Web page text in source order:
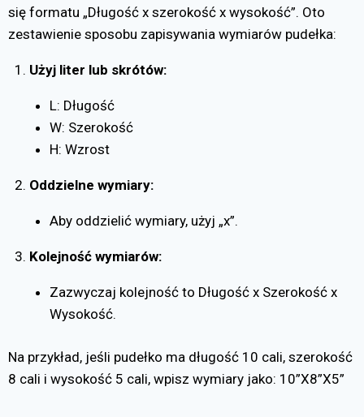
się formatu „Długość x szerokość x wysokość”. Oto
zestawienie sposobu zapisywania wymiarów pudełka:
Użyj liter lub skrótów:
L: Długość
W: Szerokość
H: Wzrost
Oddzielne wymiary:
Aby oddzielić wymiary, użyj „x”.
Kolejność wymiarów:
Zazwyczaj kolejność to Długość x Szerokość x
Wysokość.
Na przykład, jeśli pudełko ma długość 10 cali, szerokość
8 cali i wysokość 5 cali, wpisz wymiary jako: 10”X8”X5”